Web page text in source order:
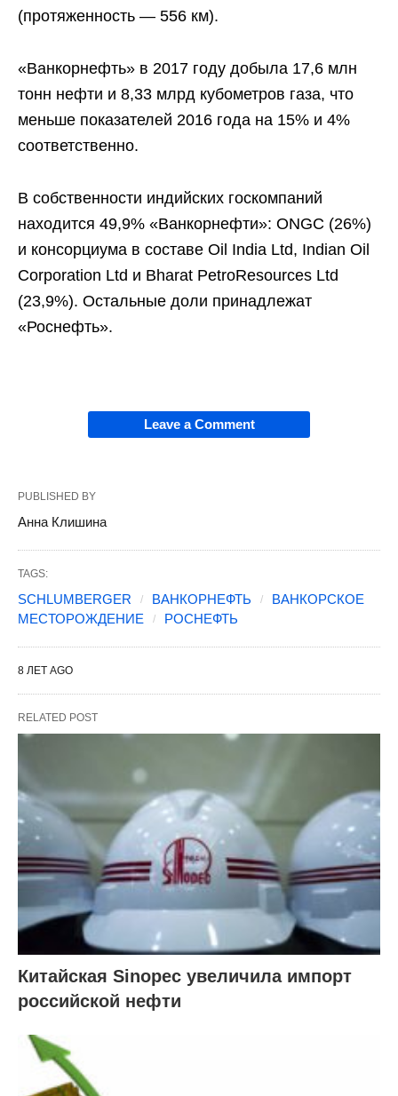
(протяженность — 556 км).
«Ванкорнефть» в 2017 году добыла 17,6 млн
тонн нефти и 8,33 млрд кубометров газа, что
меньше показателей 2016 года на 15% и 4%
соответственно.
В собственности индийских госкомпаний
находится 49,9% «Ванкорнефти»: ONGC (26%)
и консорциума в составе Oil India Ltd, Indian Oil
Corporation Ltd и Bharat PetroResources Ltd
(23,9%). Остальные доли принадлежат
«Роснефть».
Leave a Comment
PUBLISHED BY
Анна Клишина
TAGS:
SCHLUMBERGER ВАНКОРНЕФТЬ
ВАНКОРСКОЕ
МЕСТОРОЖДЕНИЕ
РОСНЕФТЬ
8 ЛЕТ AGO
RELATED POST
Китайская Sinopec увеличила импорт
российской нефти